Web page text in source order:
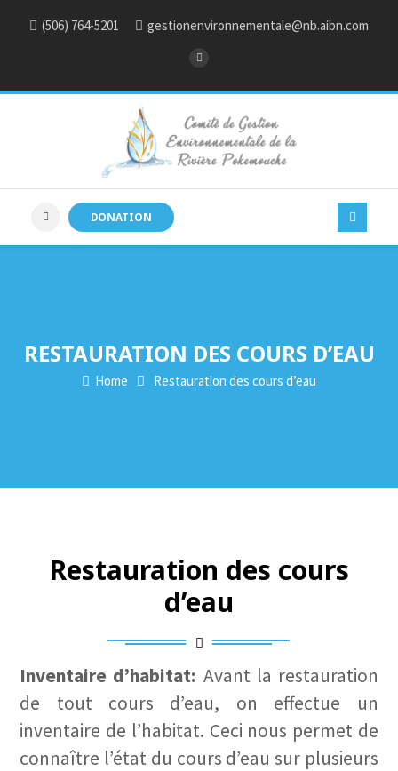
(506) 764-5201 gestionenvironnementale@nb.aibn.com
DONATION
RESTAURATION DES COURS D’EAU
Home Restauration des cours d’eau
Restauration des cours
d’eau
Inventaire d’habitat: Avant la restauration
de tout cours d’eau, on effectue un
inventaire de l’habitat. Ceci nous permet de
connaître l’état du cours d’eau sur plusieurs